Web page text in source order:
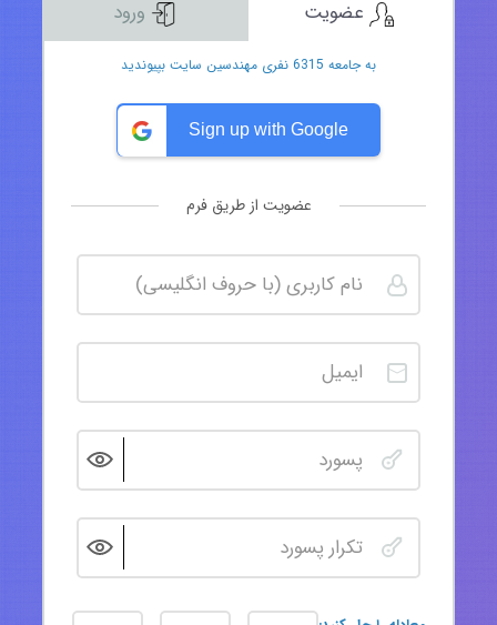
به جامعه 6315 نفری مهندسین سایت بپیوندید
Sign up with Google
عضویت از طریق فرم